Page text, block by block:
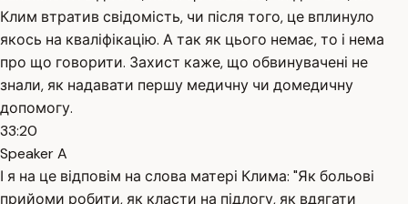
Клим втратив свідомість, чи після того, це вплинуло
якось на кваліфікацію. А так як цього немає, то і нема
про що говорити. Захист каже, що обвинувачені не
знали, як надавати першу медичну чи домедичну
допомогу.
33:20
Speaker A
І я на це відповім на слова матері Клима: "Як больові
прийоми робити, як класти на підлогу, як вдягати